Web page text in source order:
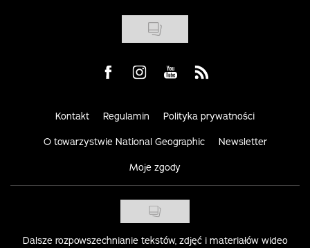
Visit us on Facebook
Visit us on Instagram
Visit us on Youtube
Visit us on Rss
Kontakt Regulamin Polityka prywatności
O towarzystwie National Geographic Newsletter
Moje zgody
Dalsze rozpowszechnianie tekstów, zdjęć i materiałów wideo